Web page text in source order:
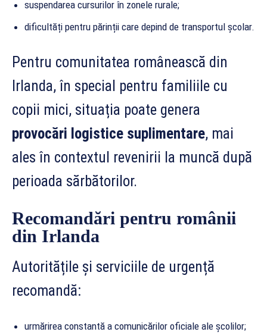
suspendarea cursurilor în zonele rurale;
dificultăți pentru părinții care depind de transportul școlar.
Pentru comunitatea românească din
Irlanda, în special pentru familiile cu
copii mici, situația poate genera
provocări logistice suplimentare, mai
ales în contextul revenirii la muncă după
perioada sărbătorilor.
Recomandări pentru românii
din Irlanda
Autoritățile și serviciile de urgență
recomandă:
urmărirea constantă a comunicărilor oficiale ale școlilor;